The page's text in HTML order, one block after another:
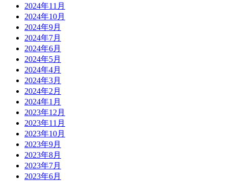
2024年11月
2024年10月
2024年9月
2024年7月
2024年6月
2024年5月
2024年4月
2024年3月
2024年2月
2024年1月
2023年12月
2023年11月
2023年10月
2023年9月
2023年8月
2023年7月
2023年6月